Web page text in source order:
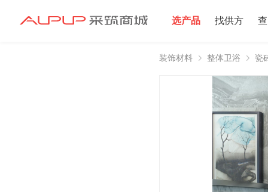
选产品 找供方
装饰材料 整体卫浴 瓷